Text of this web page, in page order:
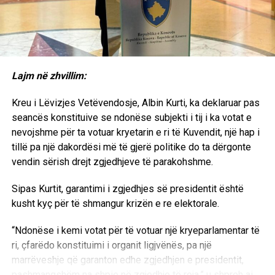
COVID-19.
RELATED TOPICS: IKSHPK
UP NEXT
Verbeek: Do të përkrahim pushtetin lokal në Kosovë
edhe përmes projekteve
DON'T MISS
Ekuador: Shkencëtarët zbulojnë gjashtë lloje të reja të
bretkosave të shiut
Lajm në zhvillim:
Kreu i Lëvizjes Vetëvendosje, Albin Kurti, ka deklaruar pas
seancës konstituive se ndonëse subjekti i tij i ka votat e
nevojshme për ta votuar kryetarin e ri të Kuvendit, një hap i
tillë pa një dakordësi më të gjerë politike do ta dërgonte
vendin sërish drejt zgjedhjeve të parakohshme.
Sipas Kurtit, garantimi i zgjedhjes së presidentit është
kusht kyç për të shmangur krizën e re elektorale.
“Ndonëse i kemi votat për të votuar një kryeparlamentar të
ri, çfarëdo konstituimi i organit ligjvënës, pa një
marrëveshje që garanton edhe zgjedhjen e presidentit,